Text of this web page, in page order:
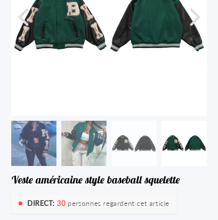
Veste américaine style baseball squelette
DIRECT: 30 personnes regardent cet article